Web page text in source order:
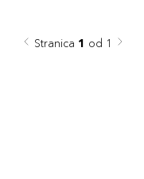
Stranica 1 od 1